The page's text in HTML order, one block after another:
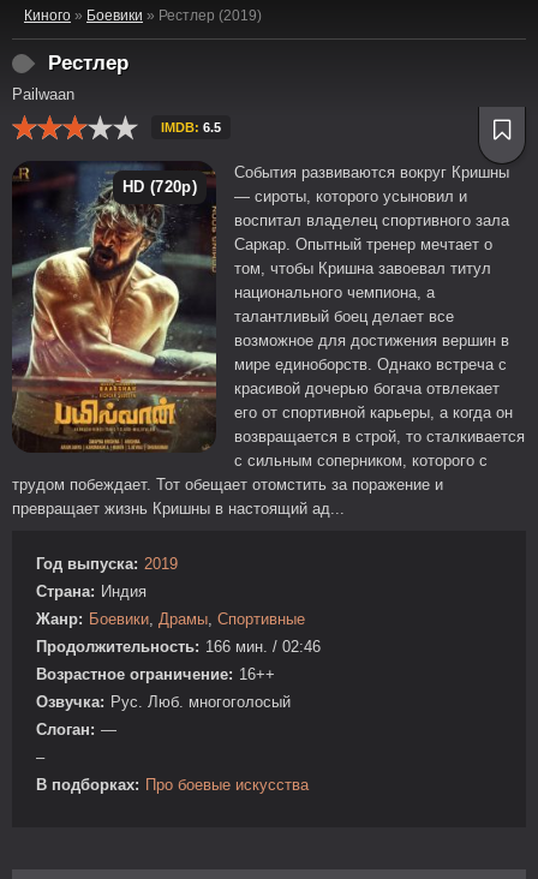
Киного » Боевики » Рестлер (2019)
Рестлер
Pailwaan
IMDB: 6.5
HD (720p)
События развиваются вокруг Кришны
— сироты, которого усыновил и
воспитал владелец спортивного зала
Саркар. Опытный тренер мечтает о
том, чтобы Кришна завоевал титул
национального чемпиона, а
талантливый боец делает все
возможное для достижения вершин в
мире единоборств. Однако встреча с
красивой дочерью богача отвлекает
его от спортивной карьеры, а когда он
возвращается в строй, то сталкивается
с сильным соперником, которого с
трудом побеждает. Тот обещает отомстить за поражение и
превращает жизнь Кришны в настоящий ад...
Год выпуска: 2019
Страна: Индия
Жанр: Боевики, Драмы, Спортивные
Продолжительность: 166 мин. / 02:46
Возрастное ограничение: 16++
Озвучка: Рус. Люб. многоголосый
Слоган: —
–
В подборках: Про боевые искусства